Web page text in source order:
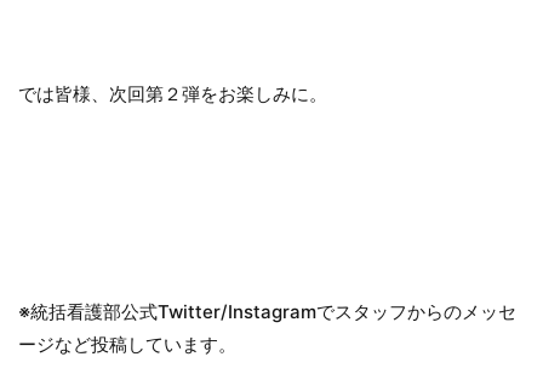
では皆様、次回第２弾をお楽しみに。
※統括看護部公式Twitter/Instagramでスタッフからのメッセ
ージなど投稿しています。